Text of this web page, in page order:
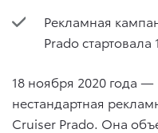
Рекламная
Prado стартовала
18 ноября 2020 года —
нестандартная
Cruiser Prado. Она